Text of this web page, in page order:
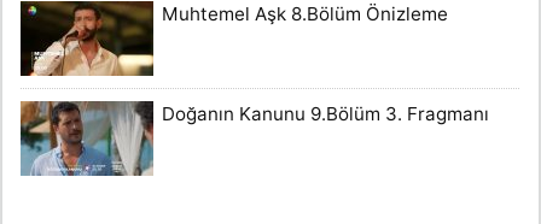
Muhtemel Aşk 8.Bölüm Önizleme
Doğanın Kanunu 9.Bölüm 3. Fragmanı